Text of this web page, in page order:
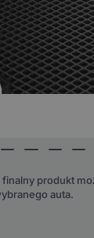
produkt
auta.